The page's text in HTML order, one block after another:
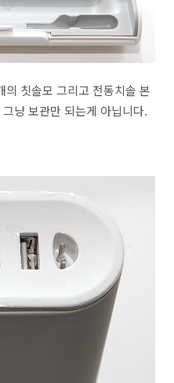
의 칫솔모 그리고 전동치솔 본
냥 보관만 되는게 아닙니다.